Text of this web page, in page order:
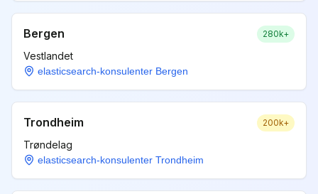
Bergen 280k+
Vestlandet
elasticsearch-konsulenter Bergen
Trondheim 200k+
Trøndelag
elasticsearch-konsulenter Trondheim